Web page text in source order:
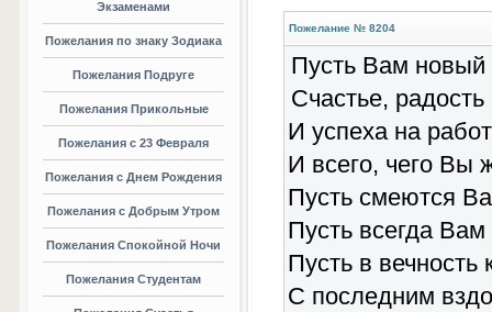
Экзаменами
Пожелания по знаку Зодиака
Пожелания Подруге
Пожелания Прикольные
Пожелания с 23 Февраля
Пожелания с Днем Рождения
Пожелания с Добрым Утром
Пожелания Спокойной Ночи
Пожелания Студентам
Пожелание № 8204
Пусть Вам новый
Счастье, радость
И успеха на
И всего, чего Вы
Пусть смеются
Пусть всегда Вам
Пусть в вечность
С последним